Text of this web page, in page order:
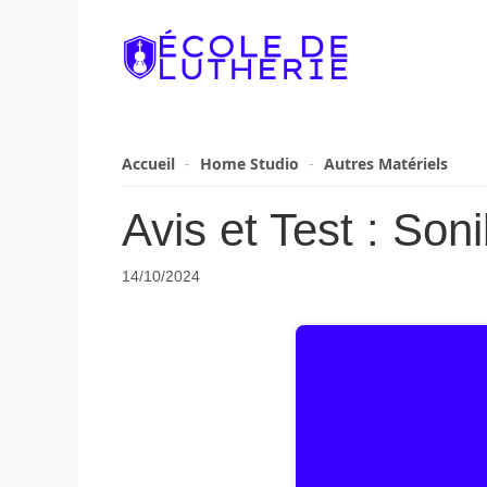
Accueil - Home Studio - Autres Matériels
Avis et Test :
14/10/2024